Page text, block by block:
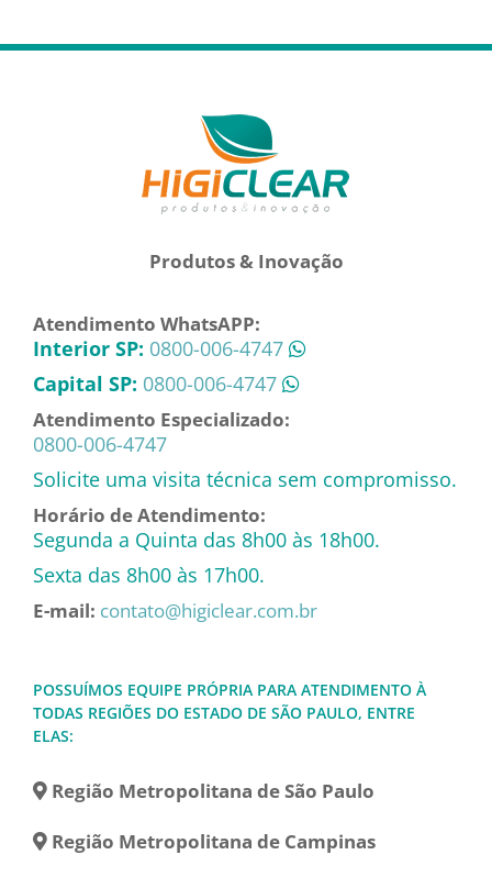
Produtos & Inovação
Atendimento WhatsAPP:
Interior SP: 0800-006-4747
Capital SP: 0800-006-4747
Atendimento Especializado:
0800-006-4747
Solicite uma visita técnica sem compromisso.
Horário de Atendimento:
Segunda a Quinta das 8h00 às 18h00.
Sexta das 8h00 às 17h00.
E-mail: contato@higiclear.com.br
POSSUÍMOS EQUIPE PRÓPRIA PARA ATENDIMENTO À
TODAS REGIÕES DO ESTADO DE SÃO PAULO, ENTRE
ELAS:
Região Metropolitana de São Paulo
Região Metropolitana de Campinas